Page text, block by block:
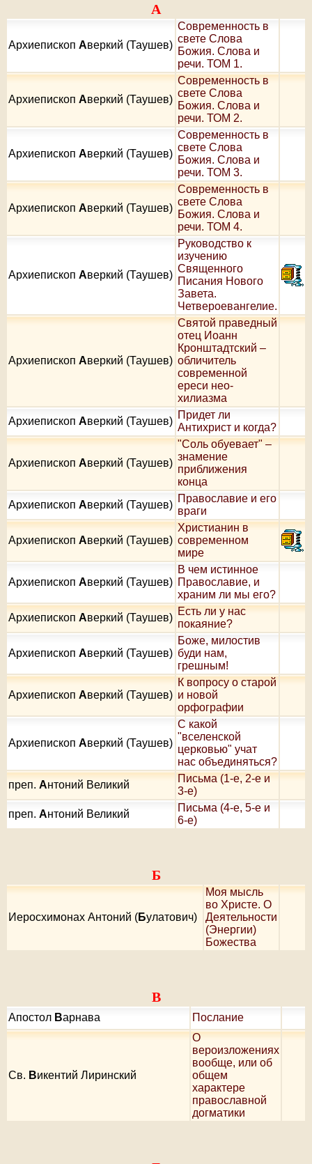
А
Архиепископ Аверкий (Таушев)
Современность в
свете Слова
Божия. Слова и
речи. ТОМ 1.
Архиепископ Аверкий (Таушев)
Современность в
свете Слова
Божия. Слова и
речи. ТОМ 2.
Архиепископ Аверкий (Таушев)
Современность в
свете Слова
Божия. Слова и
речи. ТОМ 3.
Архиепископ Аверкий (Таушев)
Современность в
свете Слова
Божия. Слова и
речи. ТОМ 4.
Архиепископ Аверкий (Таушев)
Руководство к
изучению
Священного
Писания Нового
Завета.
Четвероевангелие.
Архиепископ Аверкий (Таушев)
Святой праведный
отец Иоанн
Кронштадтский –
обличитель
современной
ереси нео-
хилиазма
Архиепископ Аверкий (Таушев)
Придет ли
Антихрист и когда?
Архиепископ Аверкий (Таушев)
"Соль обуевает" –
знамение
приближения
конца
Архиепископ Аверкий (Таушев)
Православие и его
враги
Архиепископ Аверкий (Таушев)
Христианин в
современном
мире
Архиепископ Аверкий (Таушев)
В чем истинное
Православие, и
храним ли мы его?
Архиепископ Аверкий (Таушев)
Есть ли у нас
покаяние?
Архиепископ Аверкий (Таушев)
Боже, милостив
буди нам,
грешным!
Архиепископ Аверкий (Таушев)
К вопросу о старой
и новой
орфографии
Архиепископ Аверкий (Таушев)
С какой
"вселенской
церковью" учат
нас объединяться?
преп. Антоний Великий
Письма (1-е, 2-е и
3-е)
преп. Антоний Великий
Письма (4-е, 5-е и
6-е)
Б
Иеросхимонах Антоний (Булатович)
Моя мысль
во Христе. О
Деятельности
(Энергии)
Божества
В
Апостол Варнава Послание
Cв. Викентий Лиринский
О
вероизложениях
вообще, или об
общем
характере
православной
догматики